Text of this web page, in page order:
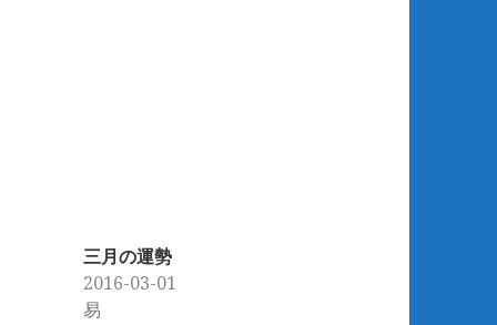
三月の運勢
2016-03-01
易